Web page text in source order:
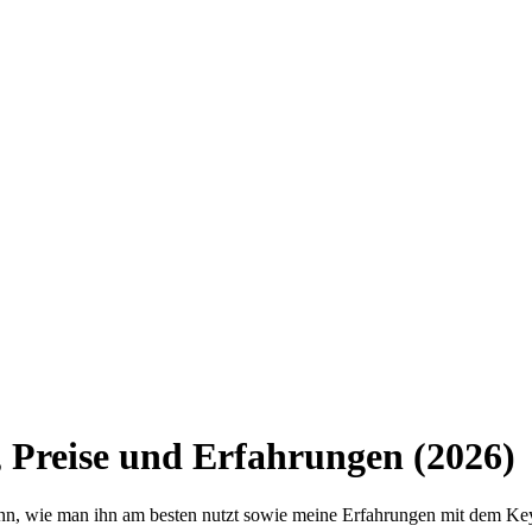
und Erfahrungen (2026)
wie man ihn am besten nutzt sowie meine Erfahrungen mit dem